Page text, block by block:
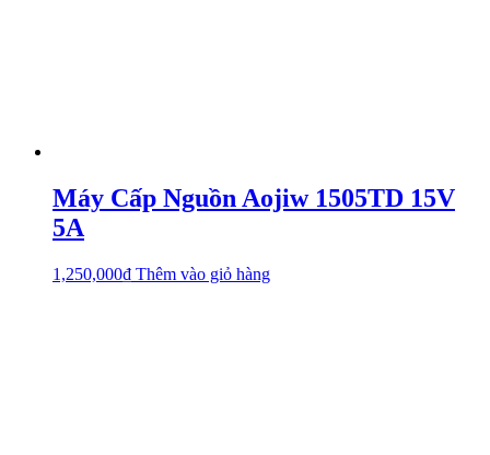
Máy Cấp Nguồn Aojiw 1505TD 15V
5A
1,250,000₫ Thêm vào giỏ hàng